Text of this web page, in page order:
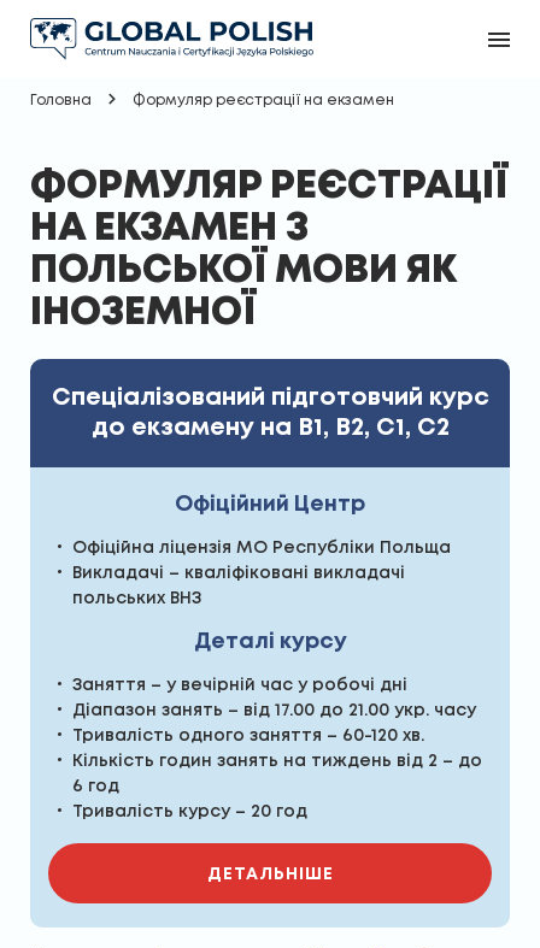
Головна Формуляр реєстрації на екзамен
ФОРМУЛЯР РЕЄСТРАЦІЇ
НА ЕКЗАМЕН З
ПОЛЬСЬКОЇ МОВИ ЯК
ІНОЗЕМНОЇ
Спеціалізований підготовчий курс
до екзамену на В1, В2, С1, С2
Офіційний Центр
Офіційна ліцензія МО Республіки Польща
Викладачі – кваліфіковані викладачі
польських ВНЗ
Деталі курсу
Заняття – у вечірній час у робочі дні
Діапазон занять – від 17.00 до 21.00 укр. часу
Тривалість одного заняття – 60-120 хв.
Кількість годин занять на тиждень від 2 – до
6 год
Тривалість курсу – 20 год
ДЕТАЛЬНІШЕ